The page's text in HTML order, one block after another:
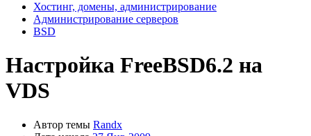
Хостинг, домены, администрирование
Администрирование серверов
BSD
Настройка FreeBSD6.2 на
VDS
Автор темы Randx